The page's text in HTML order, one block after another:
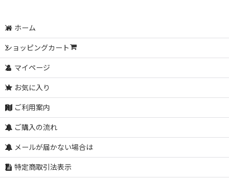
ホーム
ショッピングカート
マイページ
お気に入り
ご利用案内
ご購入の流れ
メールが届かない場合は
特定商取引法表示